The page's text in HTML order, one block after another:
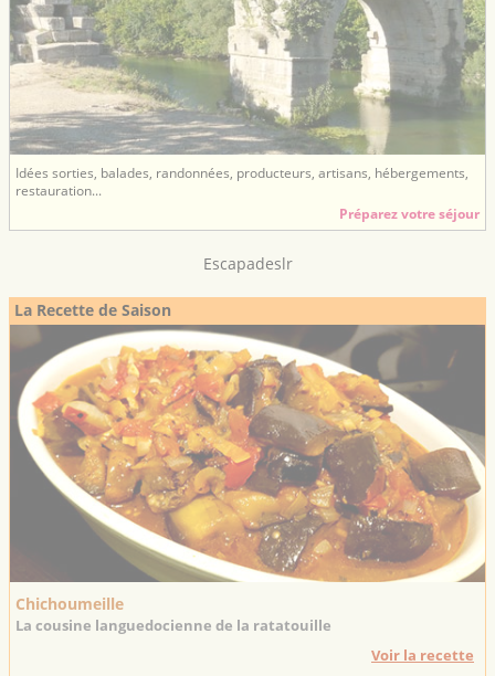
Idées sorties, balades, randonnées, producteurs, artisans, hébergements,
restauration...
Préparez votre séjour
Escapadeslr
La Recette de Saison
Chichoumeille
La cousine languedocienne de la ratatouille
Voir la recette